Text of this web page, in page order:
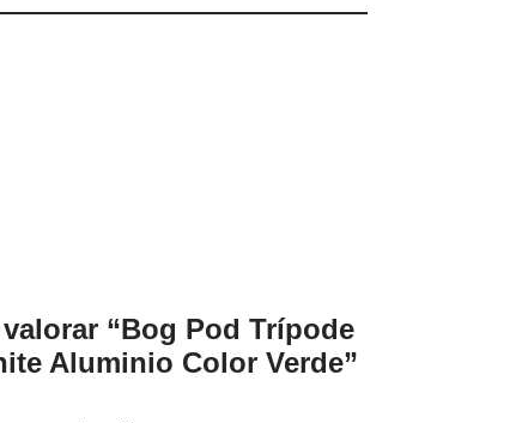
“Bog Pod Trípode
Aluminio Color Verde”